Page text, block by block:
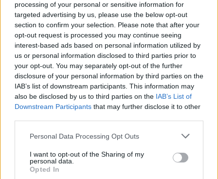
processing of your personal or sensitive information for
targeted advertising by us, please use the below opt-out
section to confirm your selection. Please note that after your
opt-out request is processed you may continue seeing
interest-based ads based on personal information utilized by
us or personal information disclosed to third parties prior to
your opt-out. You may separately opt-out of the further
disclosure of your personal information by third parties on the
IAB’s list of downstream participants. This information may
also be disclosed by us to third parties on the IAB’s List of
Downstream Participants that may further disclose it to other
Please note that this website/app uses one or more Google
not limited to your visit or usage behaviour. You may click to
grant or deny consent to Google and its third-party tags to
use your data for below specified purposes in below Google
Personal Data Processing Opt Outs
I want to opt-out of the Sharing of my
personal data.
Opted In